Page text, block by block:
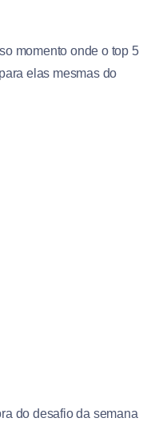
momento onde o top 5
elas mesmas do
do desafio da semana